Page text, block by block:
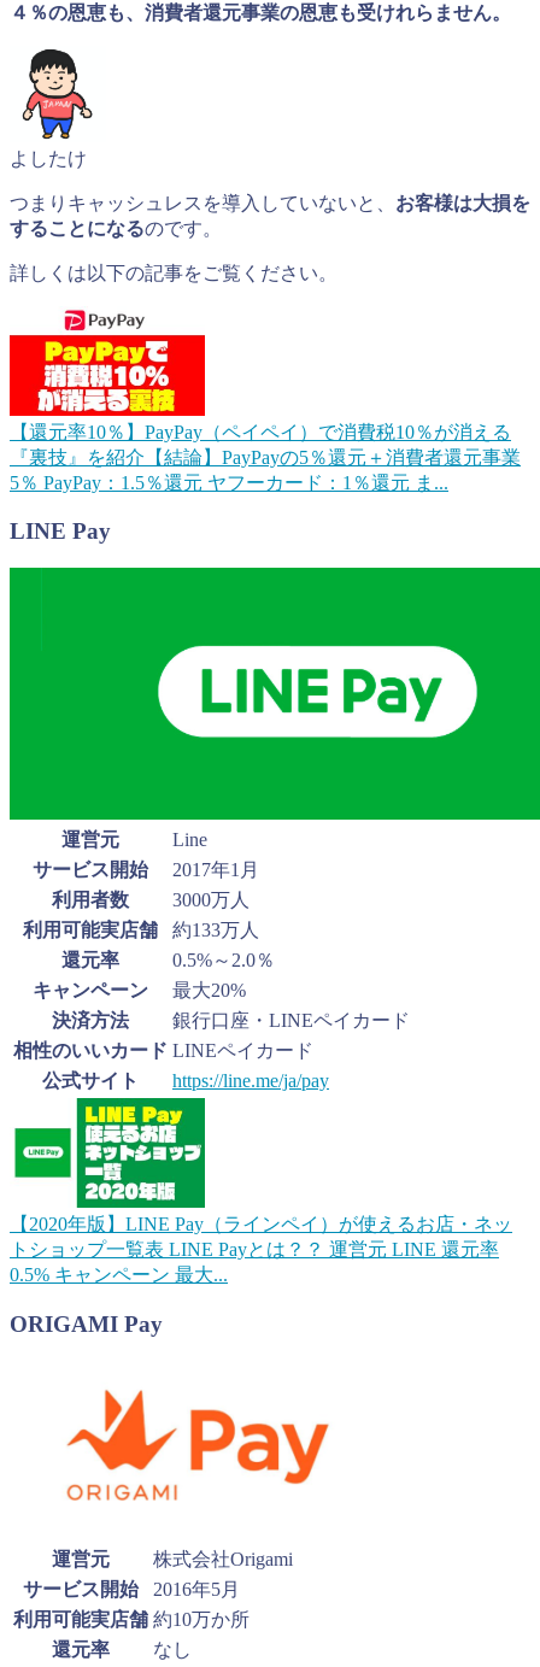
４％の恩恵も、消費者還元事業の恩恵も受けれらません。
よしたけ
つまりキャッシュレスを導入していないと、 お客様は大損を
することになるのです。
詳しくは以下の記事をご覧ください。
【還元率10％】PayPay（ペイペイ）で消費税10％が消える
『裏技』を紹介 【結論】PayPayの5％還元＋消費者還元事業
5％ PayPay：1.5％還元 ヤフーカード：1％還元 ま...
LINE Pay
運営元
Line
サービス開始
2017年1月
利用者数
3000万人
利用可能実店舗
約133万人
還元率
0.5%～2.0％
キャンペーン
最大20%
決済方法
銀行口座・LINEペイカード
相性のいいカード LINEペイカード
公式サイト
https://line.me/ja/pay
【2020年版】LINE Pay（ラインペイ）が使えるお店・ネッ
トショップ一覧表 LINE Payとは？？ 運営元 LINE 還元率
0.5% キャンペーン 最大...
ORIGAMI Pay
運営元
株式会社Origami
サービス開始
2016年5月
利用可能実店舗 約10万か所
還元率
なし